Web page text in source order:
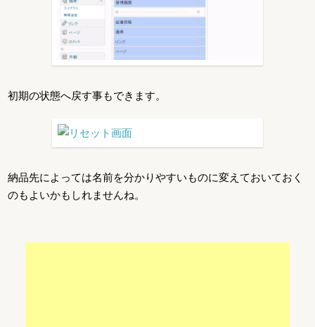
初期の状態へ戻す事もできます。
納品先によっては名前を分かりやすいものに変えておいておく
のもよいかもしれませんね。